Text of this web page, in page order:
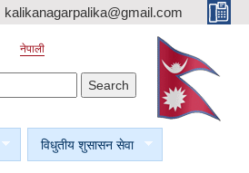
kalikanagarpalika@gmail.com
नेपाली
विधुतीय शुसासन सेवा